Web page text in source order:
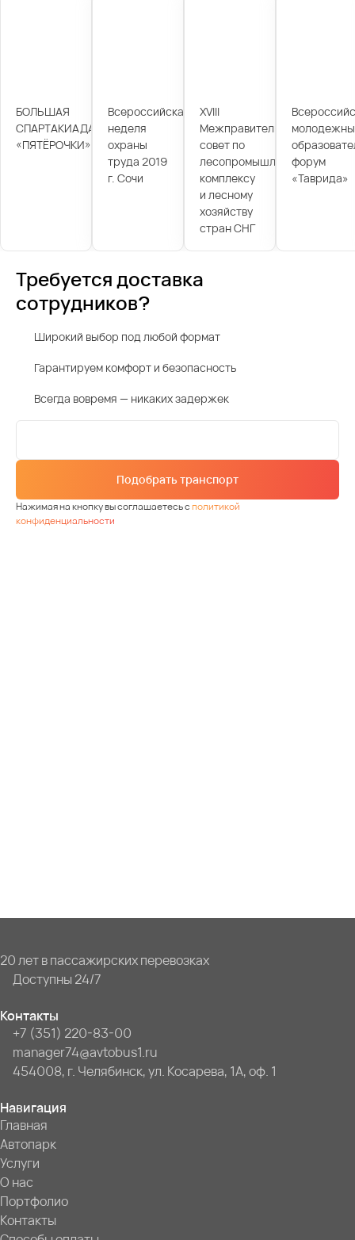
БОЛЬШАЯ
СПАРТАКИАДА
«ПЯТЁРОЧКИ»
Всероссийская
неделя
охраны
труда 2019
г. Сочи
XVIII
Межправительственный
совет по
лесопромышленному
комплексу
и лесному
хозяйству
стран СНГ
форум
«Таврида»
Требуется доставка
сотрудников?
Широкий выбор под любой формат
Гарантируем комфорт и безопасность
Всегда вовремя — никаких задержек
Подобрать транспорт
Нажимая на кнопку вы соглашаетесь сполитикой
конфиденциальности
20 лет в пассажирских перевозках
Доступны 24/7
Контакты
+7 (351) 220-83-00
manager74@avtobus1.ru
454008, г. Челябинск, ул. Косарева, 1А, оф. 1
Навигация
Главная
Автопарк
Услуги
О нас
Портфолио
Контакты